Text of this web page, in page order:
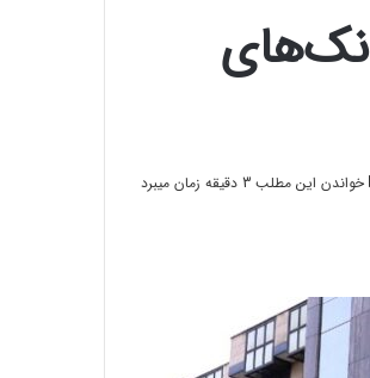
خواندن این مطلب 3 دقیقه زمان میبرد